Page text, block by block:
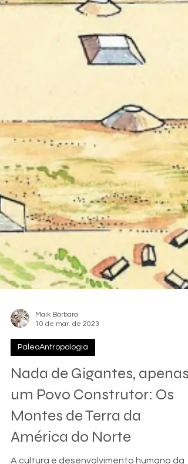
10 de mar. de 2023
Nada de Gigantes, apenas
um Povo Construtor: Os
Montes de Terra da
América do Norte